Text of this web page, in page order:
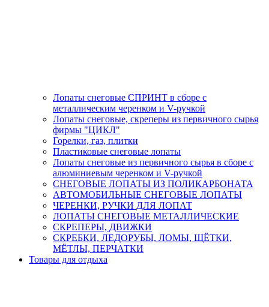
Лопаты снеговые СПРИНТ в сборе с
металлическим черенком и V-ручкой
Лопаты снеговые, скреперы из первичного сырья
фирмы "ЦИКЛ"
Горелки, газ, плитки
Пластиковые снеговые лопаты
Лопаты снеговые из первичного сырья в сборе с
алюминиевым черенком и V-ручкой
СНЕГОВЫЕ ЛОПАТЫ ИЗ ПОЛИКАРБОНАТА
АВТОМОБИЛЬНЫЕ СНЕГОВЫЕ ЛОПАТЫ
ЧЕРЕНКИ, РУЧКИ ДЛЯ ЛОПАТ
ЛОПАТЫ СНЕГОВЫЕ МЕТАЛЛИЧЕСКИЕ
СКРЕПЕРЫ, ДВИЖКИ
СКРЕБКИ, ЛЕДОРУБЫ, ЛОМЫ, ЩЁТКИ,
МЁТЛЫ, ПЕРЧАТКИ
Товары для отдыха